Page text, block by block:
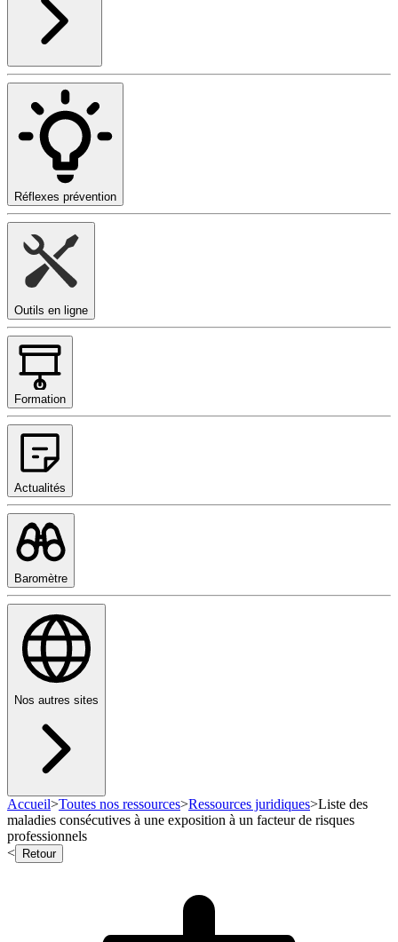
Réflexes prévention
Outils en ligne
Formation
Actualités
Baromètre
Nos autres sites
Accueil>Toutes nos ressources>Ressources juridiques>Liste des
maladies consécutives à une exposition à un facteur de risques
professionnels
<
Retour